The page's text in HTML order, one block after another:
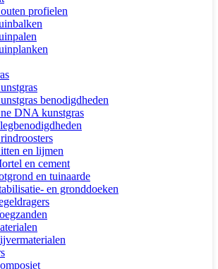
profielen
benodigdheden
DNA kunstgras
en lijmen
en cement
en tuinaarde
en gronddoeken